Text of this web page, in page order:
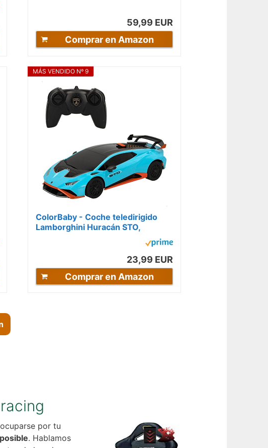
59,99 EUR
Comprar en Amazon
MÁS VENDIDO Nº 9
ColorBaby - Coche teledirigido
Lamborghini Huracán STO,
23,99 EUR
Comprar en Amazon
por tu
. Hablamos